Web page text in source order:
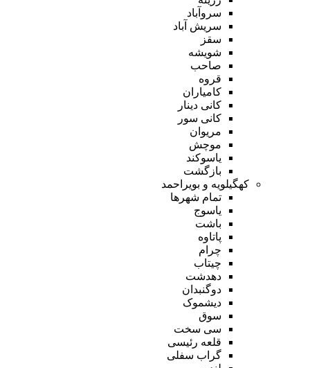
سروآباد
سریش آباد
سقز
شویشه
صاحب
قروه
کامیاران
کانی دینار
کانی سور
مریوان
موچش
یاسوکند
بازگشت
کهگیلویه و بویراحمد
تمام شهر‌ها
یاسوج
باشت
پاتاوه
چرام
چیتاب
دهدشت
دوگنبدان
دیشموک
سوق
سی سخت
قلعه رئیسی
گراب سفلی